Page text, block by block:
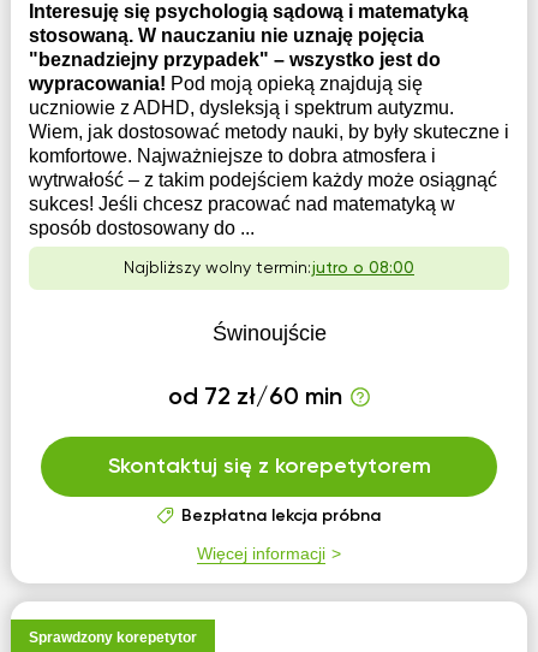
Interesuję się psychologią sądową i matematyką
stosowaną. W nauczaniu nie uznaję pojęcia
"beznadziejny przypadek" – wszystko jest do
wypracowania! Pod moją opieką znajdują się
uczniowie z ADHD, dysleksją i spektrum autyzmu.
Wiem, jak dostosować metody nauki, by były skuteczne i
komfortowe. Najważniejsze to dobra atmosfera i
wytrwałość – z takim podejściem każdy może osiągnąć
sukces! Jeśli chcesz pracować nad matematyką w
sposób dostosowany do ...
Najbliższy wolny termin:jutro o 08:00
Świnoujście
od 72 zł/60 min
Skontaktuj się z korepetytorem
Bezpłatna lekcja próbna
Więcej informacji
Sprawdzony korepetytor